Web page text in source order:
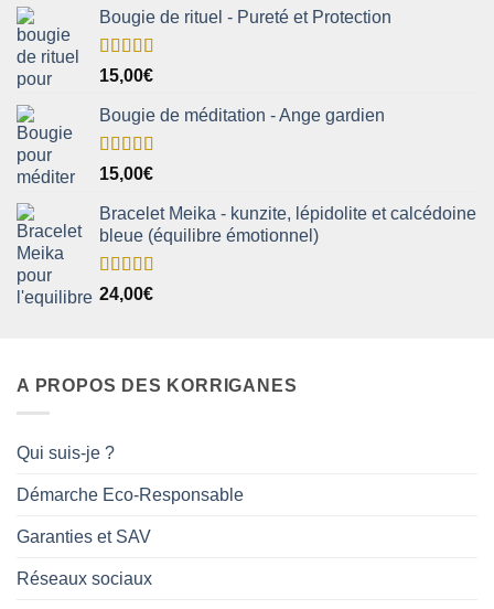
Bougie de rituel - Pureté et Protection
Note5.00
sur 5
15,00€
Bougie de méditation - Ange gardien
Note5.00
sur 5
15,00€
Bracelet Meika - kunzite, lépidolite et calcédoine
bleue (équilibre émotionnel)
Note5.00
sur 5
24,00€
A PROPOS DES KORRIGANES
Qui suis-je ?
Démarche Eco-Responsable
Garanties et SAV
Réseaux sociaux